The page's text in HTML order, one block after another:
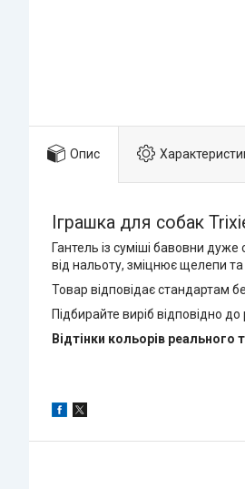
Опис
Іграшка для собак
Гантель із суміші бавовни
від нальоту, зміцнює щелепи
Товар відповідає стандартам
Підбирайте виріб відповідно
Відтінки кольорів